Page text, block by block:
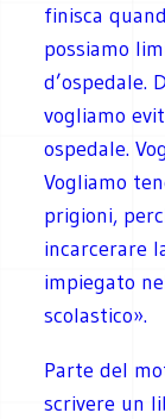
finisca
possiamo
d’ospedale.
vogliamo
ospedale.
Vogliamo
prigioni,
incarcerare
impiegato
scolastico».
Parte del
scrivere un